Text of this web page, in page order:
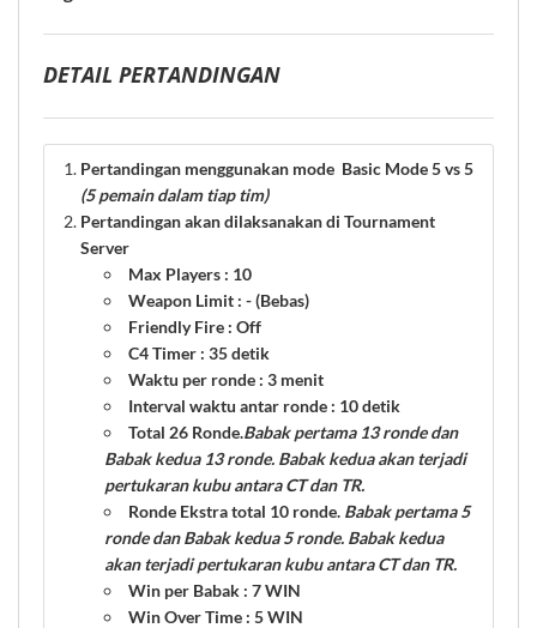
DETAIL PERTANDINGAN
Pertandingan menggunakan mode Basic Mode 5 vs 5
(5 pemain dalam tiap tim)
Pertandingan akan dilaksanakan di Tournament
Server
Max Players : 10
Weapon Limit : - (Bebas)
Friendly Fire : Off
C4 Timer : 35 detik
Waktu per ronde : 3 menit
Interval waktu antar ronde : 10 detik
Total 26 Ronde.Babak pertama 13 ronde dan
Babak kedua 13 ronde. Babak kedua akan terjadi
pertukaran kubu antara CT dan TR.
Ronde Ekstra total 10 ronde. Babak pertama 5
ronde dan Babak kedua 5 ronde. Babak kedua
akan terjadi pertukaran kubu antara CT dan TR.
Win per Babak : 7 WIN
Win Over Time : 5 WIN